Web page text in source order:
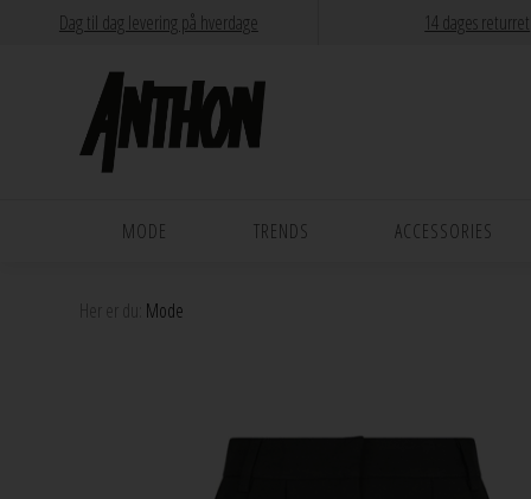
Dag til dag levering på hverdage 14 dages returret
MODE TRENDS ACCESSORIES
Her er du: Mode